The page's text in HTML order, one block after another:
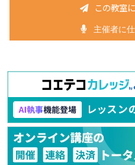
この教室
主催者に